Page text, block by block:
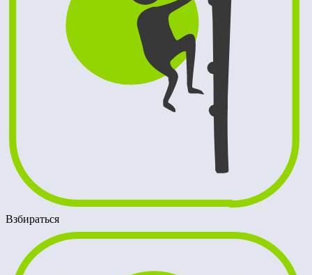
Взбираться